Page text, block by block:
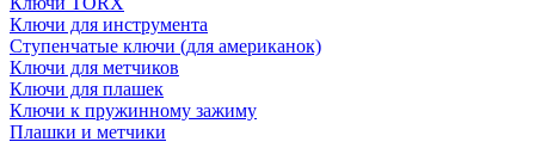
Ключи для инструмента
Ступенчатые ключи (для американок)
Ключи для метчиков
Ключи для плашек
Ключи к пружинному зажиму
Плашки и метчики